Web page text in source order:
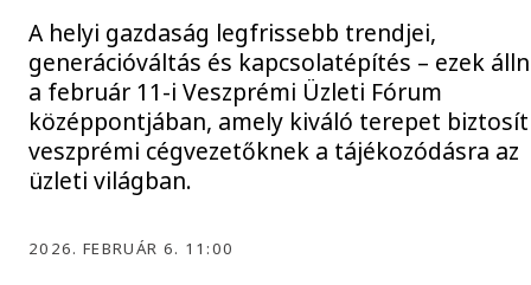
A helyi gazdaság legfrissebb trendjei,
generációváltás és kapcsolatépítés – ezek
a február 11-i Veszprémi Üzleti Fórum
középpontjában, amely kiváló terepet
veszprémi cégvezetőknek a tájékozódásra az
üzleti világban.
2026. FEBRUÁR 6. 11:00